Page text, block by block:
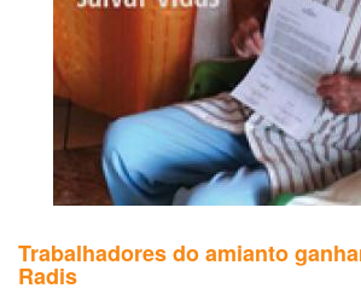
Trabalhadores do amianto
Radis